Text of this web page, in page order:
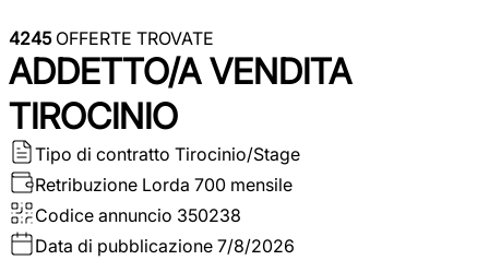
4245OFFERTE TROVATE
ADDETTO/A VENDITA
TIROCINIO
Tipo di contratto Tirocinio/Stage
Retribuzione Lorda 700 mensile
Codice annuncio 350238
Data di pubblicazione 7/8/2026